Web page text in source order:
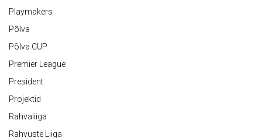
Playmakers
Põlva
Põlva CUP
Premier League
President
Projektid
Rahvaliiga
Rahvuste Liiga